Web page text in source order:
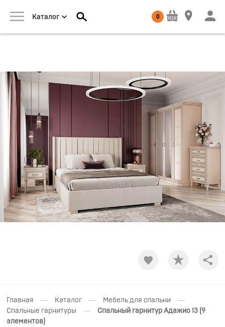
Каталог 0
Главная — Каталог — Мебель для спальни —
Спальные гарнитуры —
Спальный гарнитур Адажио 13 (9
элементов)